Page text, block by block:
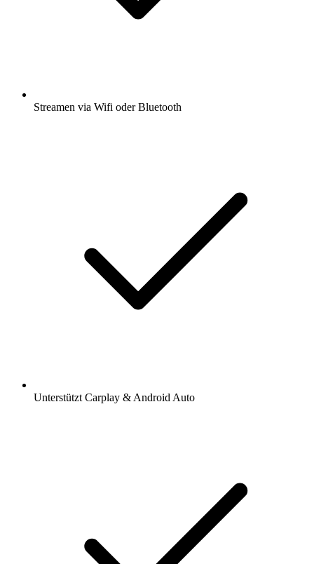
Streamen via Wifi oder Bluetooth
Unterstützt Carplay & Android Auto